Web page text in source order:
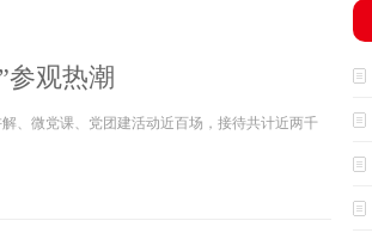
参观热潮
、微党课、党团建活动近百场，接待共计近两千